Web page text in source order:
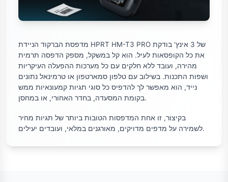
מדפסת הברקוד הניידת HPRT HM-T3 PRO של 3 אינץ' בודקת
את כל הקופסאות לעיל. הוא קל במשקל, מספק הדפסה תרמית
מהירה, ועובד ללא חלקים עם כל מערכות ההפעלה העיקריות
ושפות התכנות. בשילוב עם טלפון סמארטפון או טרמינאל נתונים
נייד, הוא מאפשר לך להדפיס כל סוגי תגיות קמעונאיות ממש
בקומת המסעדה, בחדר האחורי, או במחסן.
בקיצור, זו אחת המדפסות הטובות ביותר של תגיות מחיר
לשמירה על מדפים מדויקים, מאורגנים במלאי, ועובדים יעילים.